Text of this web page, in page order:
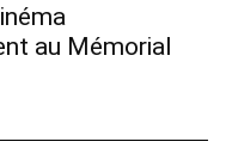
au Mémorial